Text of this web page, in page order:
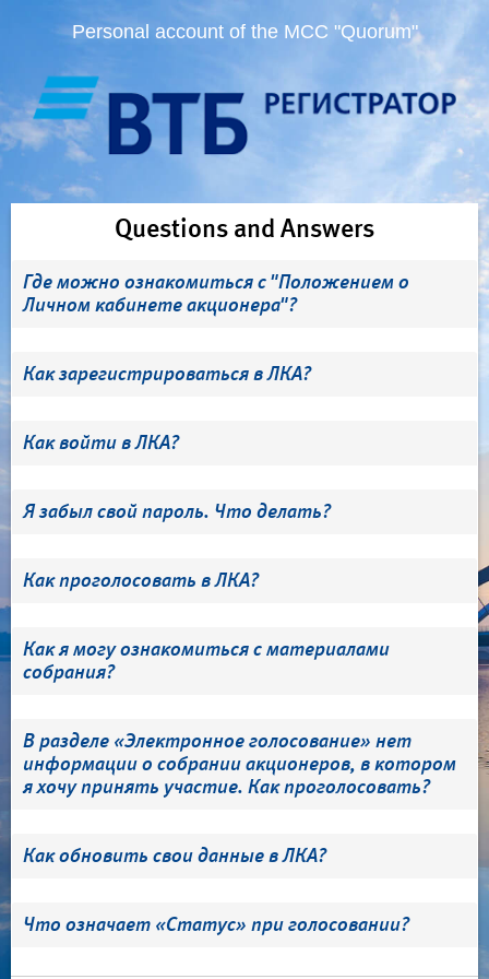
Personal account of the MCC "Quorum"
Questions and Answers
Где можно ознакомиться с "Положением о
Личном кабинете акционера"?
Как зарегистрироваться в ЛКА?
Как войти в ЛКА?
Я забыл свой пароль. Что делать?
Как проголосовать в ЛКА?
Как я могу ознакомиться с материалами
собрания?
В разделе «Электронное голосование» нет
информации о собрании акционеров, в котором
я хочу принять участие. Как проголосовать?
Как обновить свои данные в ЛКА?
Что означает «Статус» при голосовании?